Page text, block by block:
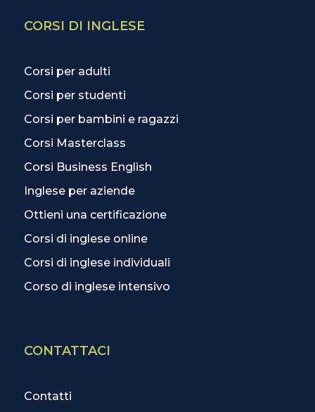
CORSI DI INGLESE
Corsi per adulti
Corsi per studenti
Corsi per bambini e ragazzi
Corsi Masterclass
Corsi Business English
Inglese per aziende
Ottieni una certificazione
Corsi di inglese online
Corsi di inglese individuali
Corso di inglese intensivo
CONTATTACI
Contatti